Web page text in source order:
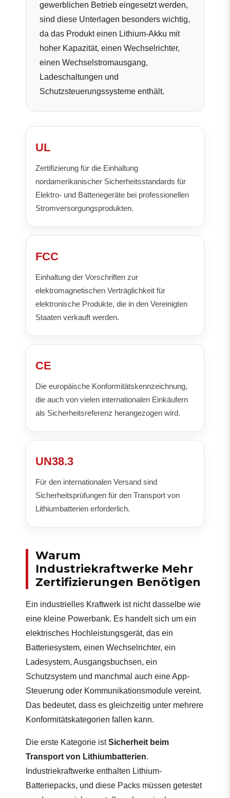
gewerblichen Betrieb eingesetzt werden,
sind diese Unterlagen besonders wichtig,
da das Produkt einen Lithium-Akku mit
hoher Kapazität, einen Wechselrichter,
einen Wechselstromausgang,
Ladeschaltungen und
Schutzsteuerungssysteme enthält.
UL
Zertifizierung für die Einhaltung
nordamerikanischer Sicherheitsstandards für
Elektro- und Batteriegeräte bei professionellen
Stromversorgungsprodukten.
FCC
Einhaltung der Vorschriften zur
elektromagnetischen Verträglichkeit für
elektronische Produkte, die in den Vereinigten
Staaten verkauft werden.
CE
Die europäische Konformitätskennzeichnung,
die auch von vielen internationalen Einkäufern
als Sicherheitsreferenz herangezogen wird.
UN38.3
Für den internationalen Versand sind
Sicherheitsprüfungen für den Transport von
Lithiumbatterien erforderlich.
Warum
Industriekraftwerke Mehr
Zertifizierungen Benötigen
Ein industrielles Kraftwerk ist nicht dasselbe wie
eine kleine Powerbank. Es handelt sich um ein
elektrisches Hochleistungsgerät, das ein
Batteriesystem, einen Wechselrichter, ein
Ladesystem, Ausgangsbuchsen, ein
Schutzsystem und manchmal auch eine App-
Steuerung oder Kommunikationsmodule vereint.
Das bedeutet, dass es gleichzeitig unter mehrere
Konformitätskategorien fallen kann.
Die erste Kategorie istSicherheit beim
Transport von Lithiumbatterien.
Industriekraftwerke enthalten Lithium-
Batteriepacks, und diese Packs müssen getestet